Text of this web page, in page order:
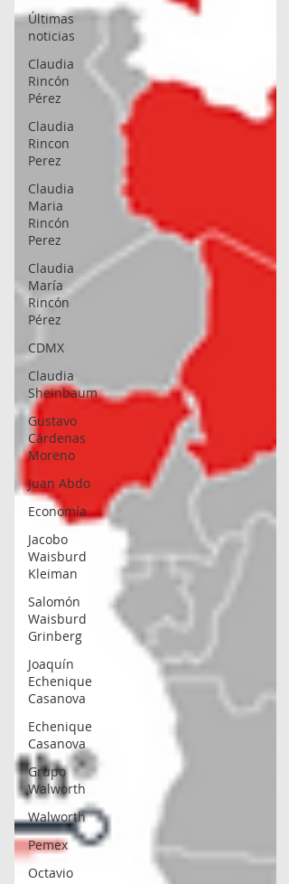
Últimas
noticias
Claudia
Rincón
Pérez
Claudia
Rincon
Perez
Claudia
Maria
Rincón
Perez
Claudia
María
Rincón
Pérez
CDMX
Claudia
Sheinbaum
Gustavo
Cárdenas
Moreno
Juan Abdo
Economía
Jacobo
Waisburd
Kleiman
Salomón
Waisburd
Grinberg
Joaquín
Echenique
Casanova
Echenique
Casanova
Grupo
Walworth
Walworth
Pemex
Octavio